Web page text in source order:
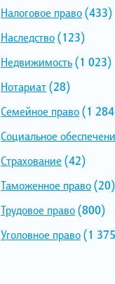
Налоговое право(433)
Наследство(123)
Недвижимость(1 023)
Нотариат(28)
Семейное право(1
Социальное
Страхование (42)
Таможенное право(20)
Трудовое право(800)
Уголовное право(1